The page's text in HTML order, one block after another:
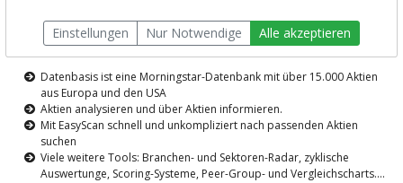
Die Aktienanalyse-Plattform von
TraderFox
Datenbasis ist eine Morningstar-Datenbank mit über 15.000 Aktien
aus Europa und den USA
Aktien analysieren und über Aktien informieren.
Mit EasyScan schnell und unkompliziert nach passenden Aktien
suchen
Viele weitere Tools: Branchen- und Sektoren-Radar, zyklische
Auswertunge, Scoring-Systeme, Peer-Group- und Vergleichscharts....
Einstellungen Nur Notwendige Alle akzeptieren